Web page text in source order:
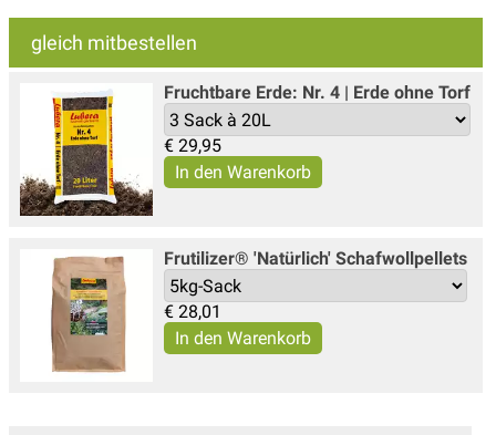
gleich mitbestellen
Fruchtbare Erde: Nr. 4 | Erde ohne Torf
€ 29,95
Frutilizer® 'Natürlich' Schafwollpellets
€ 28,01